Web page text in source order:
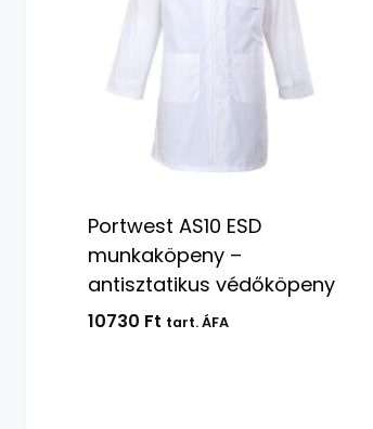
Portwest AS10 ESD
munkaköpeny –
antisztatikus védőköpeny
10730 Ft tart. ÁFA